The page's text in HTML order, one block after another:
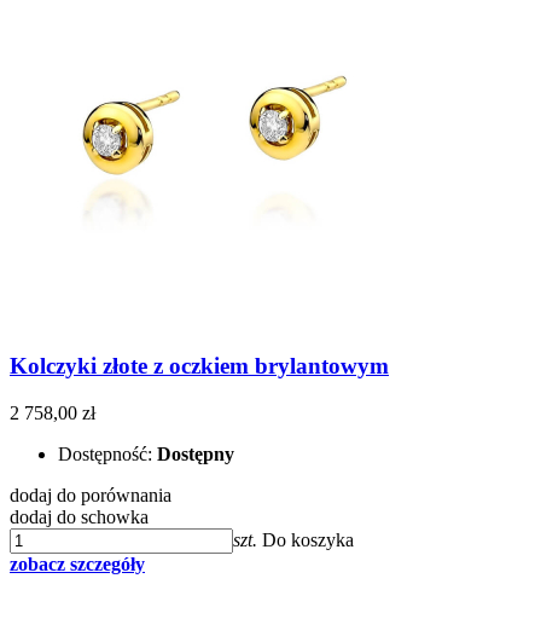
Kolczyki złote z oczkiem brylantowym
2 758,00 zł
Dostępność: Dostępny
dodaj do porównania
dodaj do schowka
szt. Do koszyka
zobacz szczegóły